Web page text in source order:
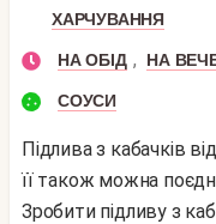
ХАРЧУВАННЯ
НА ОБІД , НА
СОУСИ
Підлива з кабачків
її також можна
Зробити підливу з